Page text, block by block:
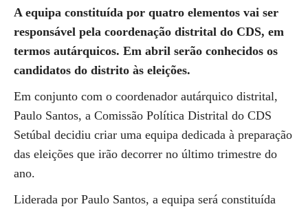
A equipa constituída por quatro elementos vai ser
responsável pela coordenação distrital do CDS, em
termos autárquicos. Em abril serão conhecidos os
candidatos do distrito às eleições.
Em conjunto com o coordenador autárquico distrital,
Paulo Santos, a Comissão Política Distrital do CDS
Setúbal decidiu criar uma equipa dedicada à preparação
das eleições que irão decorrer no último trimestre do
ano.
Liderada por Paulo Santos, a equipa será constituída